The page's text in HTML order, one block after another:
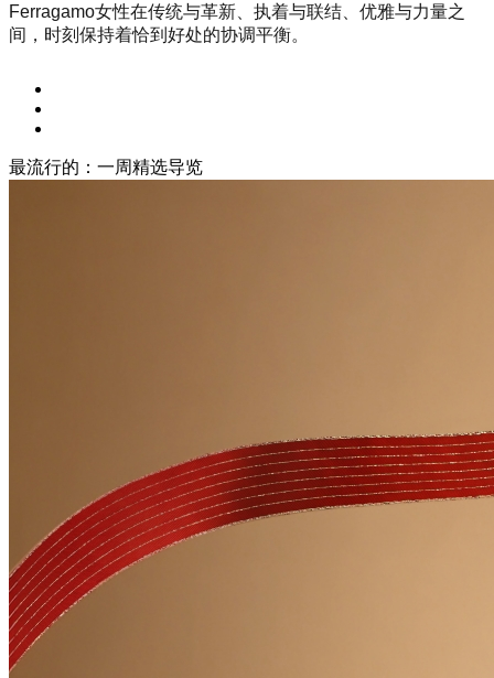
Ferragamo女性在传统与革新、执着与联结、优雅与力量之
间，时刻保持着恰到好处的协调平衡。
最流行的：一周精选导览